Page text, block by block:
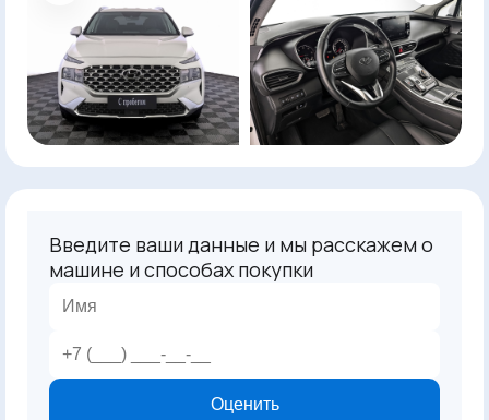
Введите ваши данные и мы расскажем о
машине и способах покупки
Оценить